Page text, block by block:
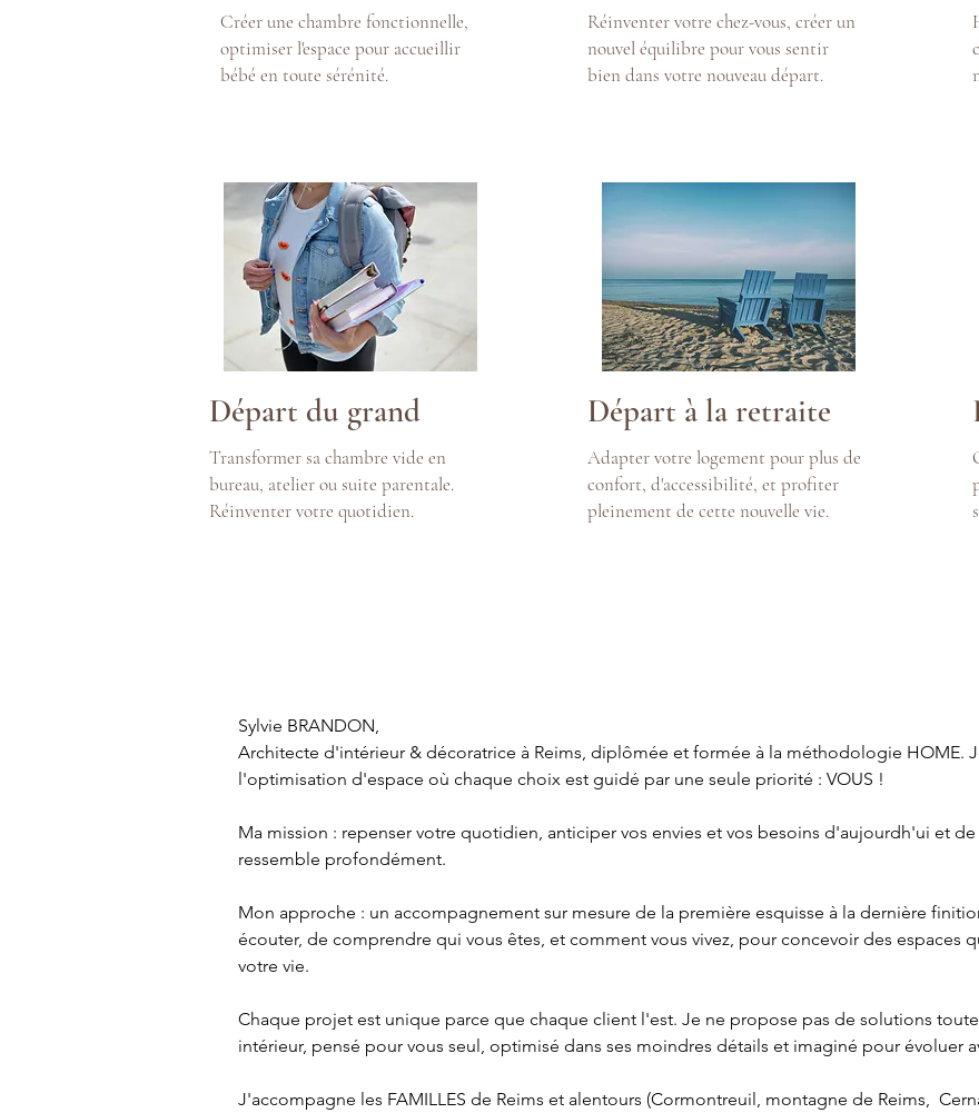
Créer une chambre fonctionnelle,
optimiser l'espace pour accueillir
bébé en toute sérénité.
Départ du grand
Transformer sa chambre vide en
bureau, atelier ou suite parentale.
Réinventer votre quotidien.
Réinventer votre chez-vous, créer un
nouvel équilibre pour vous sentir
bien dans votre nouveau départ.
Départ à la retraite
Adapter votre logement pour plus de
confort, d'accessibilité, et profiter
pleinement de cette nouvelle vie.
Sylvie BRANDON,
Architecte d'intérieur & décoratrice à Reims, diplômée et formée à la méthodologie HOME.
l'optimisation d'espace où chaque choix est guidé par une seule priorité : VOUS !
Ma mission : repenser votre quotidien, anticiper vos envies et vos besoins d'aujourdh'ui et
ressemble profondément.
Mon approche : un accompagnement sur mesure de la première esquisse à la dernière
écouter, de comprendre qui vous êtes, et comment vous vivez, pour concevoir des espaces
votre vie.
Chaque projet est unique parce que chaque client l'est. Je ne propose pas de solutions
intérieur, pensé pour vous seul, optimisé dans ses moindres détails et imaginé pour évoluer
J'accompagne les FAMILLES de Reims et alentours (Cormontreuil, montagne de Reims,